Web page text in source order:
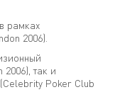
рамках
2006).
так и
Poker Club